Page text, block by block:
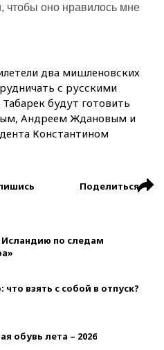
чтобы оно нравилось мне
два мишленовских
с русскими
будут готовить
Андреем Ждановым и
Константином
Поделиться
по следам
взять с собой в отпуск?
обувь лета – 2026